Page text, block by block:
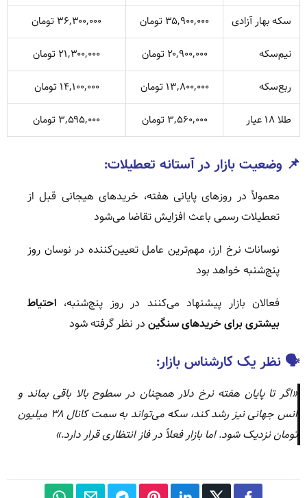
سکه بهار آزادی
۳۵,۹۰۰,۰۰۰ تومان
۳۶,۳۰۰,۰۰۰ تومان
نیم‌سکه
۲۰,۹۰۰,۰۰۰ تومان
۲۱,۳۰۰,۰۰۰ تومان
ربع‌سکه
۱۳,۸۰۰,۰۰۰ تومان
۱۴,۱۰۰,۰۰۰ تومان
طلا ۱۸ عیار
۳,۵۶۰,۰۰۰ تومان ۳,۵۹۵,۰۰۰ تومان
📌 وضعیت بازار در آستانه تعطیلات:
معمولاً در روزهای پایانی هفته، خریدهای هیجانی قبل از
تعطیلات رسمی باعث افزایش تقاضا می‌شود
نوسانات نرخ ارز، مهم‌ترین عامل تعیین‌کننده در نوسان روز
پنج‌شنبه خواهد بود
فعالان بازار پیشنهاد می‌کنند در روز پنج‌شنبه، احتیاط
بیشتری برای خریدهای سنگین در نظر گرفته شود
🗣️ نظر یک کارشناس بازار:
«اگر تا پایان هفته نرخ دلار همچنان در سطوح بالا باقی بماند و
انس جهانی نیز رشد کند، سکه می‌تواند به سمت کانال ۳۸ میلیون
تومان نزدیک شود. اما بازار فعلاً در فاز انتظاری قرار دارد.»